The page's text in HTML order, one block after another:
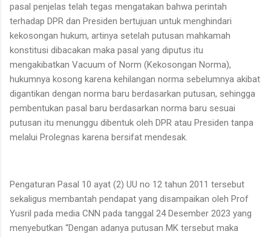
pasal penjelas telah tegas mengatakan bahwa perintah
terhadap DPR dan Presiden bertujuan untuk menghindari
kekosongan hukum, artinya setelah putusan mahkamah
konstitusi dibacakan maka pasal yang diputus itu
mengakibatkan Vacuum of Norm (Kekosongan Norma),
hukumnya kosong karena kehilangan norma sebelumnya akibat
digantikan dengan norma baru berdasarkan putusan, sehingga
pembentukan pasal baru berdasarkan norma baru sesuai
putusan itu menunggu dibentuk oleh DPR atau Presiden tanpa
melalui Prolegnas karena bersifat mendesak.
Pengaturan Pasal 10 ayat (2) UU no 12 tahun 2011 tersebut
sekaligus membantah pendapat yang disampaikan oleh Prof
Yusril pada media CNN pada tanggal 24 Desember 2023 yang
menyebutkan “Dengan adanya putusan MK tersebut maka